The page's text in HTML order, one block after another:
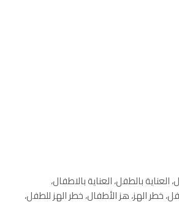
العناية بالطفل، العناية بالاطفال،
خطر الهز، هز الأطفال، خطر الهز للطفل،